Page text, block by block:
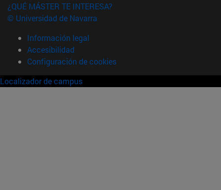
¿QUÉ MÁSTER TE INTERESA?
© Universidad de Navarra
Información legal
Accesibilidad
Configuración de cookies
Localizador de campus